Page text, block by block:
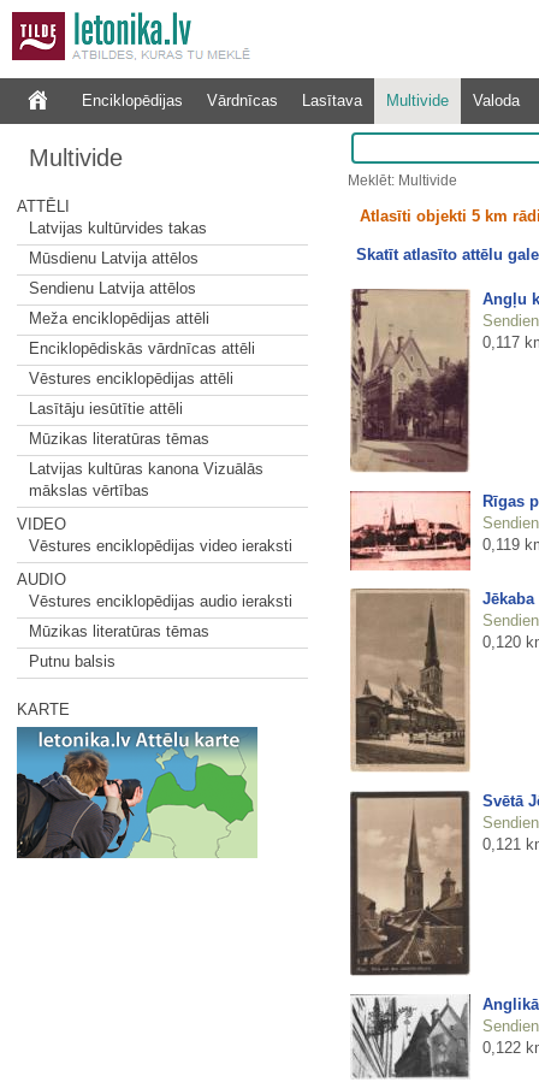
Enciklopēdijas Vārdnīcas Lasītava Multivide Valoda
Multivide
ATTĒLI
Latvijas kultūrvides takas
Mūsdienu Latvija attēlos
Sendienu Latvija attēlos
Meža enciklopēdijas attēli
Enciklopēdiskās vārdnīcas attēli
Vēstures enciklopēdijas attēli
Lasītāju iesūtītie attēli
Mūzikas literatūras tēmas
Latvijas kultūras kanona Vizuālās
mākslas vērtības
VIDEO
Vēstures enciklopēdijas video ieraksti
AUDIO
Vēstures enciklopēdijas audio ieraksti
Mūzikas literatūras tēmas
Putnu balsis
KARTE
Meklēt: Multivide
Atlasīti objekti 5 km
Skatīt atlasīto attēlu
Angļu
0,117
Rīgas
0,119
Jēkaba
0,120
Svētā
0,121
0,122